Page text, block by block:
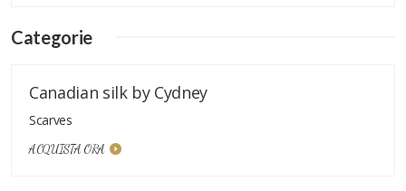
Categorie
Canadian silk by Cydney
Scarves
ACQUISTA ORA